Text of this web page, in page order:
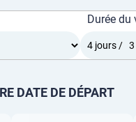
Durée du
DATE DE DÉPART